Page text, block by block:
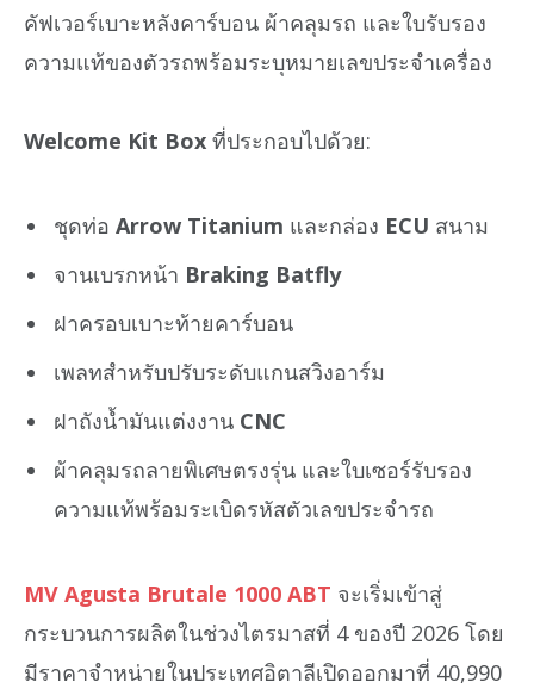
คัฟเวอร์เบาะหลังคาร์บอน ผ้าคลุมรถ และใบรับรอง
ความแท้ของตัวรถพร้อมระบุหมายเลขประจำเครื่อง
Welcome Kit Box ที่ประกอบไปด้วย:
ชุดท่อ Arrow Titanium และกล่อง ECU สนาม
จานเบรกหน้า Braking Batfly
ฝาครอบเบาะท้ายคาร์บอน
เพลทสำหรับปรับระดับแกนสวิงอาร์ม
ฝาถังน้ำมันแต่งงาน CNC
ผ้าคลุมรถลายพิเศษตรงรุ่น และใบเซอร์รับรอง
ความแท้พร้อมระเบิดรหัสตัวเลขประจำรถ
MV Agusta Brutale 1000 ABT จะเริ่มเข้าสู่
กระบวนการผลิตในช่วงไตรมาสที่ 4 ของปี 2026 โดย
มีราคาจำหน่ายในประเทศอิตาลีเปิดออกมาที่ 40,990